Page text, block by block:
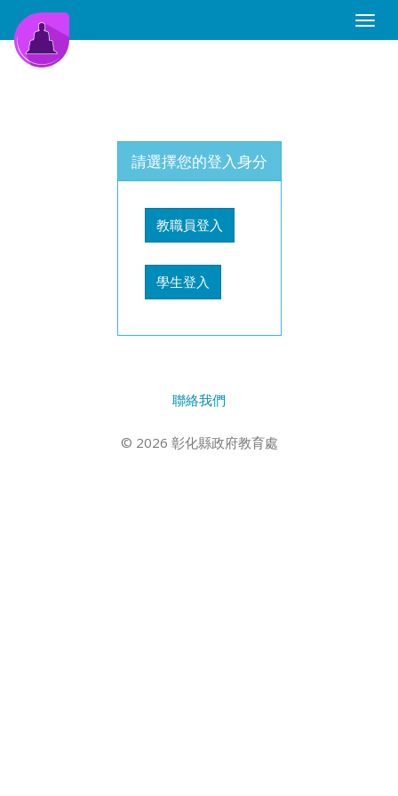
Toggle
請選擇您的登入身分
教職員登入
學生登入
聯絡我們
© 2026 彰化縣政府教育處